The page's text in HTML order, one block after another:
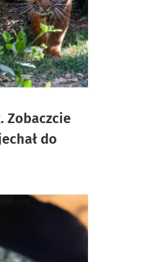
Zobaczcie
do